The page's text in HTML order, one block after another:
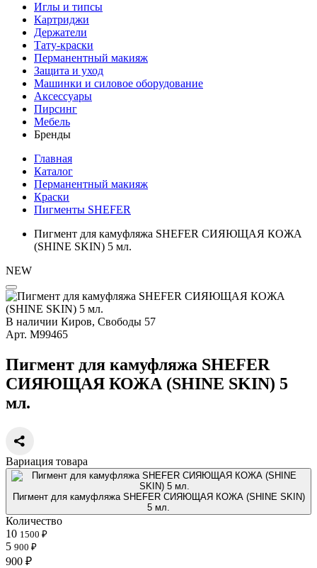
Иглы и типсы
Картриджи
Держатели
Тату-краски
Перманентный макияж
Защита и уход
Машинки и силовое оборудование
Аксессуары
Пирсинг
Мебель
Бренды
Главная
Каталог
Перманентный макияж
Краски
Пигменты SHEFER
Пигмент для камуфляжа SHEFER СИЯЮЩАЯ КОЖА
(SHINE SKIN) 5 мл.
NEW
В наличии Киров, Свободы 57
Арт. М99465
Пигмент для камуфляжа SHEFER
СИЯЮЩАЯ КОЖА (SHINE SKIN) 5
мл.
Вариация товара
Пигмент для камуфляжа SHEFER СИЯЮЩАЯ КОЖА (SHINE SKIN)
5 мл.
Количество
10 1500 ₽
5 900 ₽
900 ₽